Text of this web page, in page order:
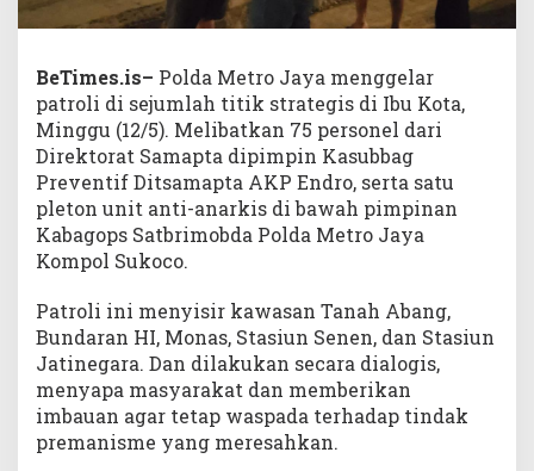
BeTimes.is– Polda Metro Jaya menggelar
patroli di sejumlah titik strategis di Ibu Kota,
Minggu (12/5). Melibatkan 75 personel dari
Direktorat Samapta dipimpin Kasubbag
Preventif Ditsamapta AKP Endro, serta satu
pleton unit anti-anarkis di bawah pimpinan
Kabagops Satbrimobda Polda Metro Jaya
Kompol Sukoco.
Patroli ini menyisir kawasan Tanah Abang,
Bundaran HI, Monas, Stasiun Senen, dan Stasiun
Jatinegara. Dan dilakukan secara dialogis,
menyapa masyarakat dan memberikan
imbauan agar tetap waspada terhadap tindak
premanisme yang meresahkan.